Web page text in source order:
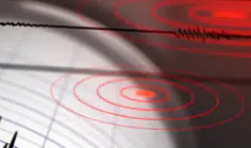
Bolu
Burdur
Bursa